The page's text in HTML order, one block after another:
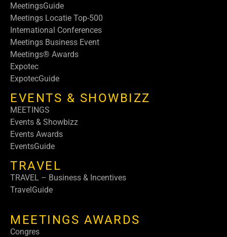
MeetingsGuide
Meetings Locatie Top-500
International Conferences
Meetings Business Event
Meetings® Awards
Expotec
ExpotecGuide
EVENTS & SHOWBIZZ
MEETINGS
Events & Showbizz
Events Awards
EventsGuide
TRAVEL
TRAVEL – Business & Incentives
TravelGuide
MEETINGS AWARDS
Congres